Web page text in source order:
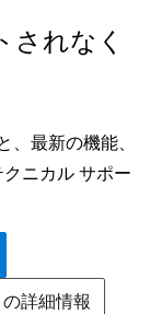
されなく
最新の機能、
ニカル サポー
詳細情報